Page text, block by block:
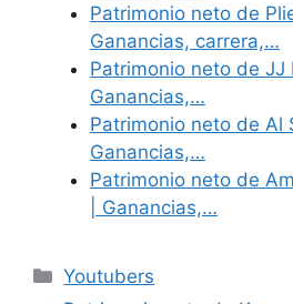
Patrimonio neto de
Ganancias, carrera,…
Patrimonio neto de JJ
Ganancias,…
Patrimonio neto de Al
Ganancias,…
Patrimonio neto de
| Ganancias,…
Categories
Youtubers